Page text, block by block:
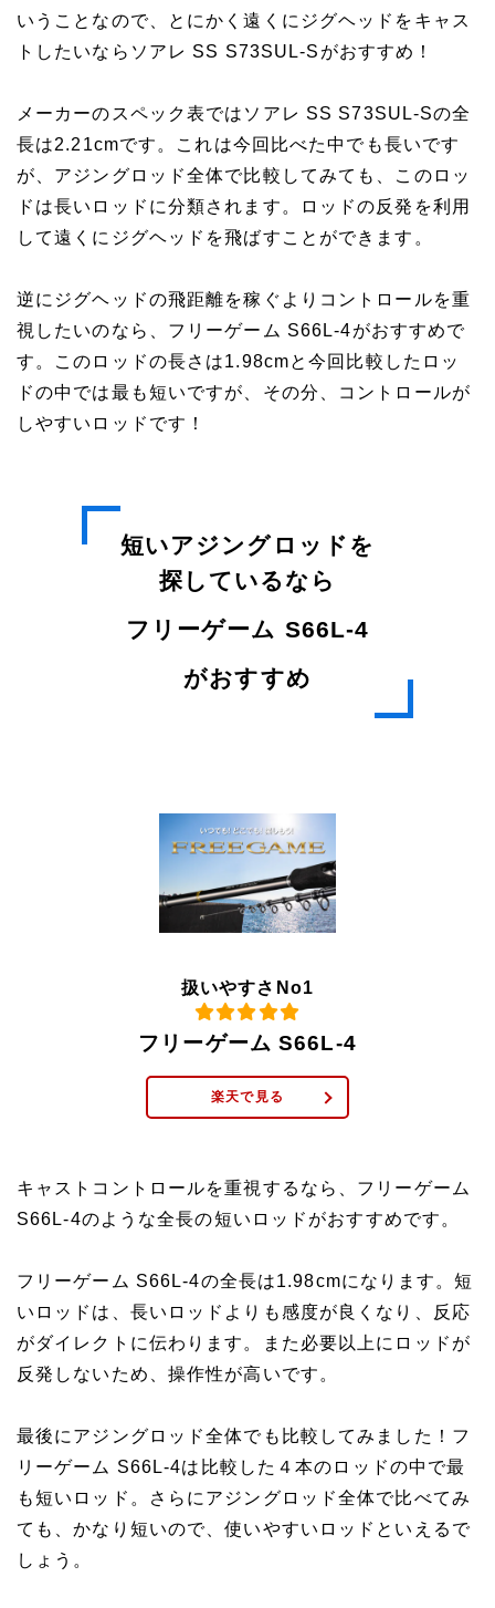
いうことなので、とにかく遠くにジグヘッドをキャス
トしたいならソアレ SS S73SUL-Sがおすすめ！
メーカーのスペック表ではソアレ SS S73SUL-Sの全
長は2.21cmです。これは今回比べた中でも長いです
が、アジングロッド全体で比較してみても、このロッ
ドは長いロッドに分類されます。ロッドの反発を利用
して遠くにジグヘッドを飛ばすことができます。
逆にジグヘッドの飛距離を稼ぐよりコントロールを重
視したいのなら、フリーゲーム S66L-4がおすすめで
す。このロッドの長さは1.98cmと今回比較したロッ
ドの中では最も短いですが、その分、コントロールが
しやすいロッドです！
短いアジングロッドを
探しているなら
フリーゲーム S66L-4
がおすすめ
扱いやすさNo1
フリーゲーム S66L-4
楽天で見る
キャストコントロールを重視するなら、フリーゲーム
S66L-4のような全長の短いロッドがおすすめです。
フリーゲーム S66L-4の全長は1.98cmになります。短
いロッドは、長いロッドよりも感度が良くなり、反応
がダイレクトに伝わります。また必要以上にロッドが
反発しないため、操作性が高いです。
最後にアジングロッド全体でも比較してみました！フ
リーゲーム S66L-4は比較した４本のロッドの中で最
も短いロッド。さらにアジングロッド全体で比べてみ
ても、かなり短いので、使いやすいロッドといえるで
しょう。